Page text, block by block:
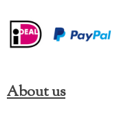
About us